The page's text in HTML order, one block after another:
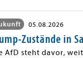
05.08.2026
Zustände in
AfD steht davor,